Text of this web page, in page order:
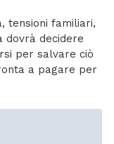
tensioni familiari,
dovrà decidere
per salvare ciò
a pagare per